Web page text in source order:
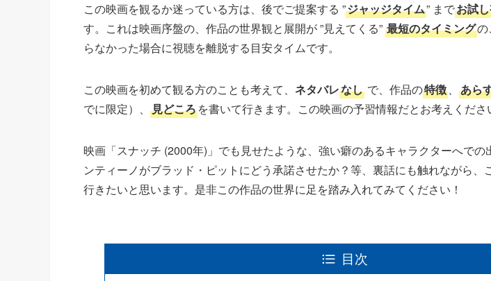
この映画を観るか迷っている方は、後でご提案する ”ジャッジタイム” までお試
す。これは映画序盤の、作品の世界観と展開が ”見えてくる” 最短のタイミングの
らなかった場合に視聴を離脱する目安タイムです。
この映画を初めて観る方のことも考えて、 ネタバレなし で、作品の特徴、 あら
でに限定）、 見どころを書いて行きます。この映画の予習情報だとお考えくださ
映画「スナッチ (2000年)」でも見せたような、強い癖のあるキャラクターへでの
ンティーノがブラッド・ピットにどう承諾させたか？等、裏話にも触れながら、
行きたいと思います。是非この作品の世界に足を踏み入れてみてください！
目次